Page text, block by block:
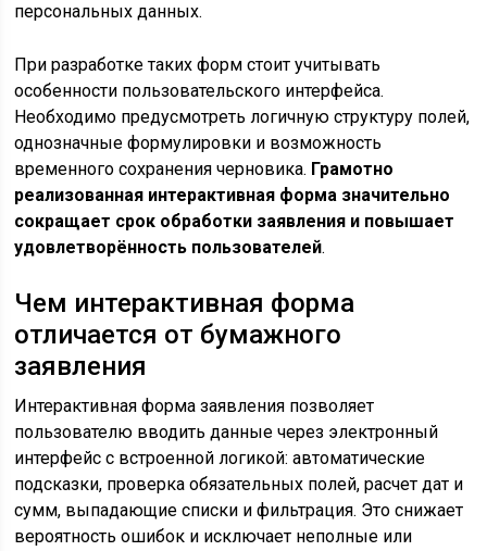
персональных данных.
При разработке таких форм стоит учитывать
особенности пользовательского интерфейса.
Необходимо предусмотреть логичную структуру полей,
однозначные формулировки и возможность
временного сохранения черновика. Грамотно
реализованная интерактивная форма значительно
сокращает срок обработки заявления и повышает
удовлетворённость пользователей.
Чем интерактивная форма
отличается от бумажного
заявления
Интерактивная форма заявления позволяет
пользователю вводить данные через электронный
интерфейс с встроенной логикой: автоматические
подсказки, проверка обязательных полей, расчет дат и
сумм, выпадающие списки и фильтрация. Это снижает
вероятность ошибок и исключает неполные или